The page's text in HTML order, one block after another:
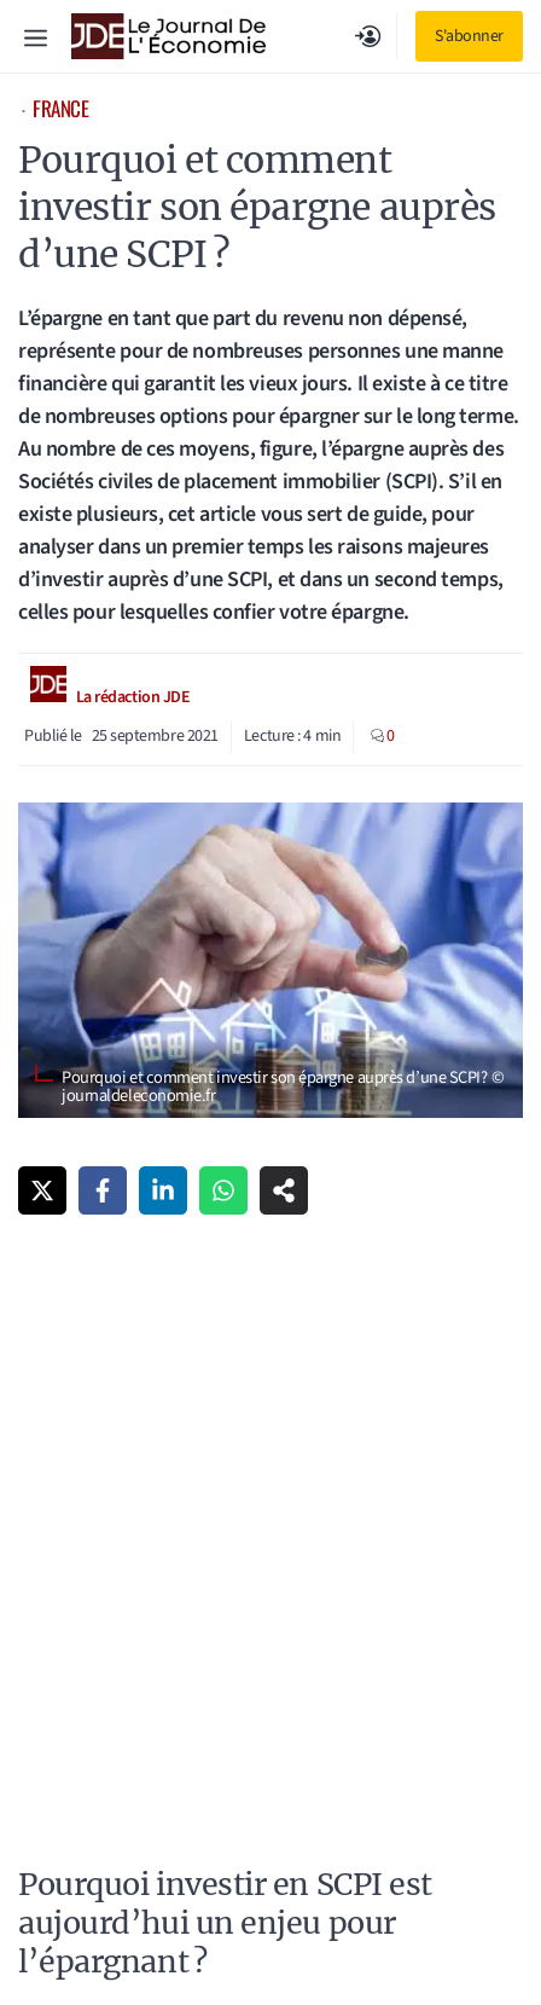
S'abonner
Menu
⋅ FRANCE
Pourquoi et comment
investir son épargne auprès
d’une SCPI ?
L’épargne en tant que part du revenu non dépensé,
représente pour de nombreuses personnes une manne
financière qui garantit les vieux jours. Il existe à ce titre
de nombreuses options pour épargner sur le long terme.
Au nombre de ces moyens, figure, l’épargne auprès des
Sociétés civiles de placement immobilier (SCPI). S’il en
existe plusieurs, cet article vous sert de guide, pour
analyser dans un premier temps les raisons majeures
d’investir auprès d’une SCPI, et dans un second temps,
celles pour lesquelles confier votre épargne.
La rédaction JDE
Publié le 25 septembre 2021 Lecture :4 min 0
Pourquoi et comment investir son épargne auprès d’une SCPI ? ©
journaldeleconomie.fr
Pourquoi investir en SCPI est
aujourd’hui un enjeu pour
l’épargnant ?